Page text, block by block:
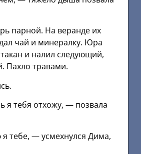
парной. На веранде их
чай и минералку. Юра
и налил следующий,
Пахло травами.
я тебя отхожу, — позвала
я тебе, — усмехнулся Дима,